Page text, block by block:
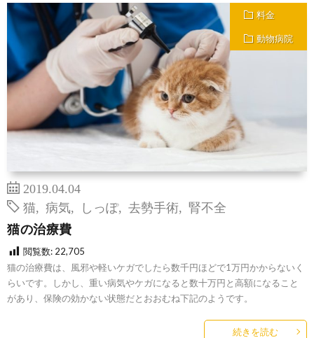
料金
動物病院
2019.04.04
猫
病気 しっぽ, 去勢手術 腎不全
猫の治療費
閲覧数: 22,705
猫の治療費は、風邪や軽いケガでしたら数千円ほどで1万円かからないく
らいです。しかし、重い病気やケガになると数十万円と高額になること
があり、保険の効かない状態だとおおむね下記のようです。
続きを読む